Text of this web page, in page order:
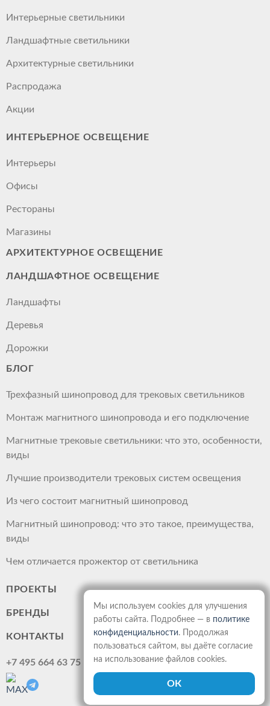
Интерьерные светильники
Ландшафтные светильники
Архитектурные светильники
Распродажа
Акции
ИНТЕРЬЕРНОЕ ОСВЕЩЕНИЕ
Интерьеры
Офисы
Рестораны
Магазины
АРХИТЕКТУРНОЕ ОСВЕЩЕНИЕ
ЛАНДШАФТНОЕ ОСВЕЩЕНИЕ
Ландшафты
Деревья
Дорожки
БЛОГ
Трехфазный шинопровод для трековых светильников
Монтаж магнитного шинопровода и его подключение
Магнитные трековые светильники: что это, особенности,
виды
Лучшие производители трековых систем освещения
Из чего состоит магнитный шинопровод
Магнитный шинопровод: что это такое, преимущества,
виды
Чем отличается прожектор от светильника
ПРОЕКТЫ
БРЕНДЫ
КОНТАКТЫ
+7 495 664 63 75
Мы используем cookies для улучшения
работы сайта. Подробнее — в политике
конфиденциальности. Продолжая
пользоваться сайтом, вы даёте согласие
на использование файлов cookies.